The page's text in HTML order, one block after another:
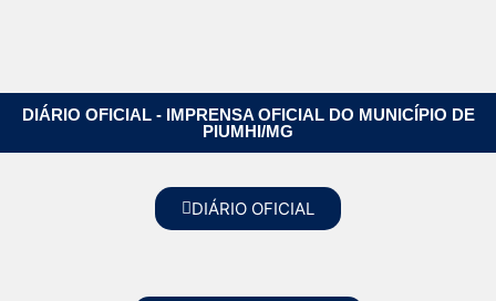
DIÁRIO OFICIAL - IMPRENSA OFICIAL DO MUNICÍPIO DE
PIUMHI/MG
DIÁRIO OFICIAL